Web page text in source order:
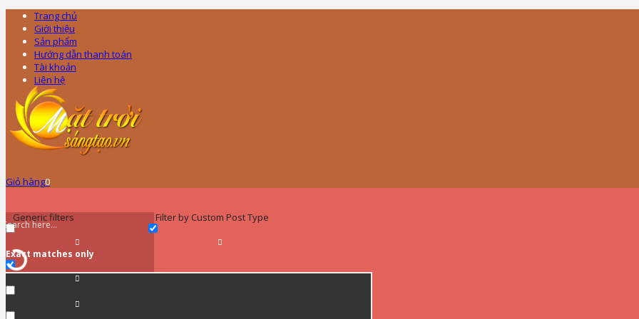
Trang chủ
Giới thiệu
Sản phẩm
Hướng dẫn thanh toán
Tài khoản
Liên hệ
Giỏ hàng0
Generic filters
Exact matches only
Filter by Custom Post Type